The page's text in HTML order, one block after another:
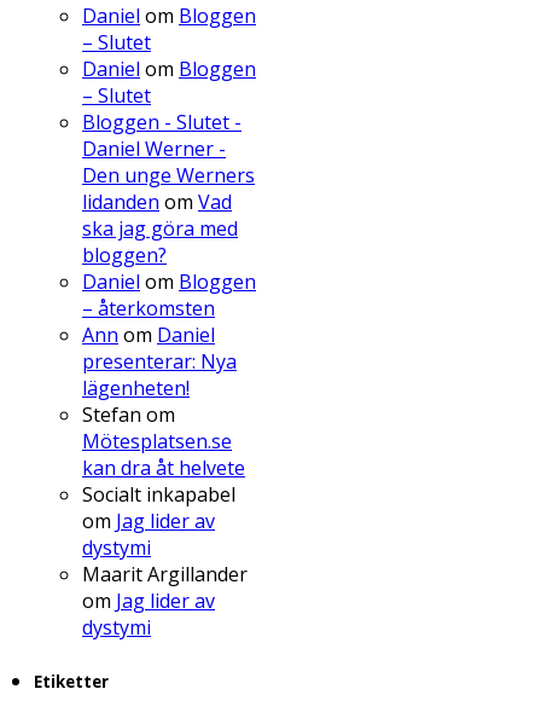
Daniel om Bloggen
– Slutet
Daniel om Bloggen
– Slutet
Bloggen - Slutet -
Daniel Werner -
Den unge Werners
lidanden om Vad
ska jag göra med
bloggen?
Daniel om Bloggen
– återkomsten
Ann om Daniel
presenterar: Nya
lägenheten!
Stefan om
Mötesplatsen.se
kan dra åt helvete
Socialt inkapabel
om Jag lider av
dystymi
Maarit Argillander
om Jag lider av
dystymi
Etiketter